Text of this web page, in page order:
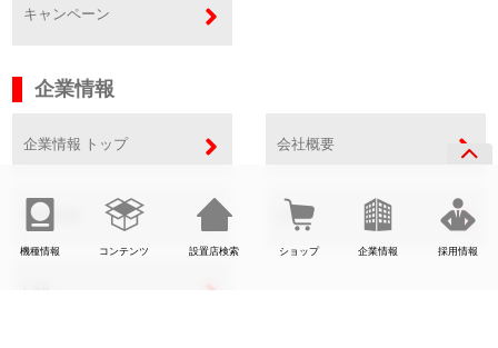
機種情報 コンテンツ 設置店検索 ショップ 企業情報 採用情報
キャンペーン
企業情報
企業情報 トップ 会社概要
事業内容 SDGs